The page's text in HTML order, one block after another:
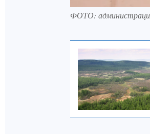
ФОТО: